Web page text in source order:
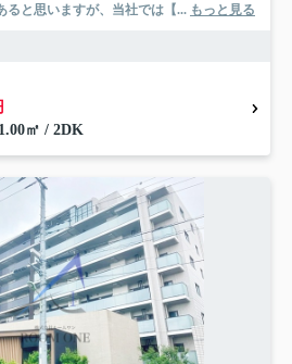
ると思いますが、当社では【... もっと見る
㎡ / 2DK